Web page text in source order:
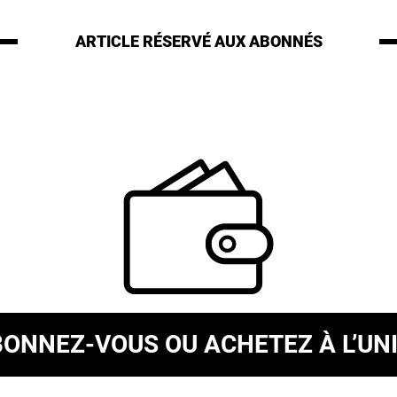
ARTICLE RÉSERVÉAUX ABONNÉS
VOUS OU ACHETEZ À